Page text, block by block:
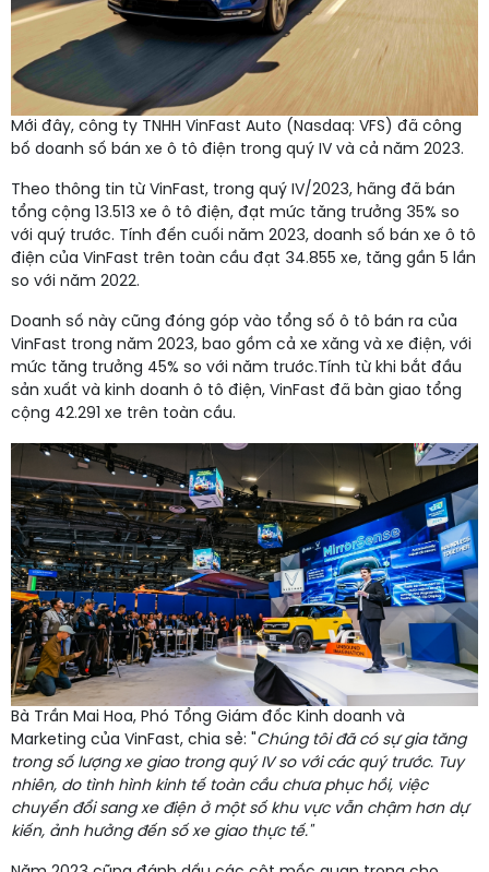
Mới đây, công ty TNHH VinFast Auto (Nasdaq: VFS) đã công
bố doanh số bán xe ô tô điện trong quý IV và cả năm 2023.
Theo thông tin từ VinFast, trong quý IV/2023, hãng đã bán
tổng cộng 13.513 xe ô tô điện, đạt mức tăng trưởng 35% so
với quý trước. Tính đến cuối năm 2023, doanh số bán xe ô tô
điện của VinFast trên toàn cầu đạt 34.855 xe, tăng gần 5 lần
so với năm 2022.
Doanh số này cũng đóng góp vào tổng số ô tô bán ra của
VinFast trong năm 2023, bao gồm cả xe xăng và xe điện, với
mức tăng trưởng 45% so với năm trước.Tính từ khi bắt đầu
sản xuất và kinh doanh ô tô điện, VinFast đã bàn giao tổng
cộng 42.291 xe trên toàn cầu.
Bà Trần Mai Hoa, Phó Tổng Giám đốc Kinh doanh và
Marketing của VinFast, chia sẻ: " Chúng tôi đã có sự gia tăng
trong số lượng xe giao trong quý IV so với các quý trước. Tuy
nhiên, do tình hình kinh tế toàn cầu chưa phục hồi, việc
chuyển đổi sang xe điện ở một số khu vực vẫn chậm hơn dự
kiến, ảnh hưởng đến số xe giao thực tế."